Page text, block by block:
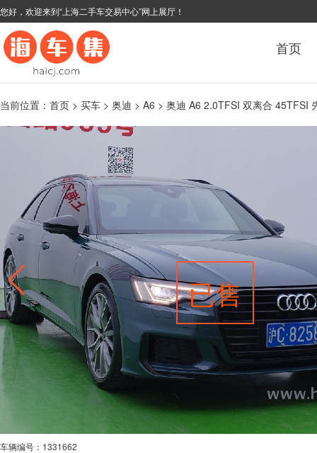
您好，欢迎来到“上海二手车交易中心”网上展厅！
首页
当前位置： 首页 > 买车 > 奥迪 > A6 > 奥迪 A6 2.0TFSI 双离合 45TFSI
已售
车辆编号： 1331662